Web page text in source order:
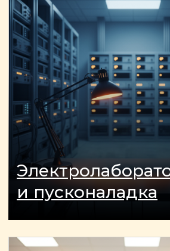
Я даю согласие на обработку
персональных данных и
соглашаюсь сполитикой
конфиденциальностисайта.
Заказать звонок